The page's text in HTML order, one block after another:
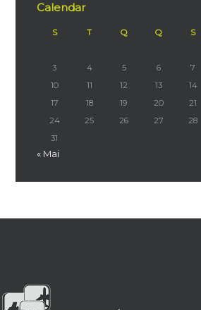
Calendar
S T Q Q S
3
4 5 6 7
10
11 12 13 14
17
18 19 20 21
24
25 26 27 28
31
« Mai